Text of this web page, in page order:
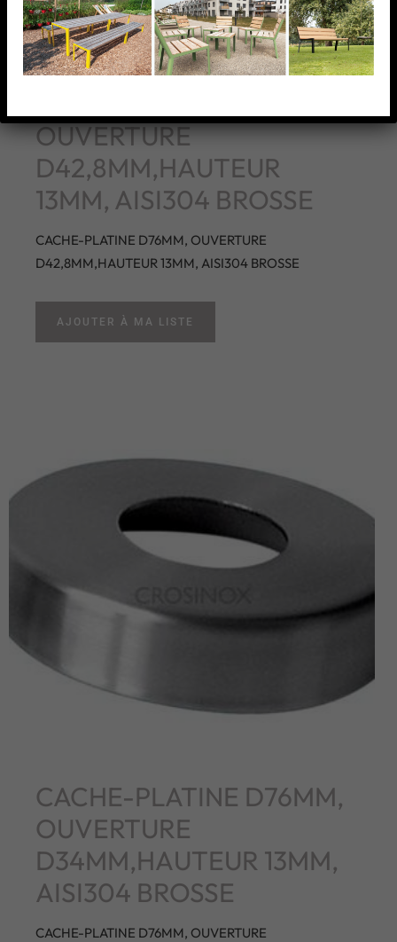
OUVERTURE
D42,8MM,HAUTEUR
13MM, AISI304 BROSSE
CACHE-PLATINE D76MM, OUVERTURE
D42,8MM,HAUTEUR 13MM, AISI304 BROSSE
AJOUTER À MA LISTE
CACHE-PLATINE D76MM,
OUVERTURE
D34MM,HAUTEUR 13MM,
AISI304 BROSSE
CACHE-PLATINE D76MM, OUVERTURE